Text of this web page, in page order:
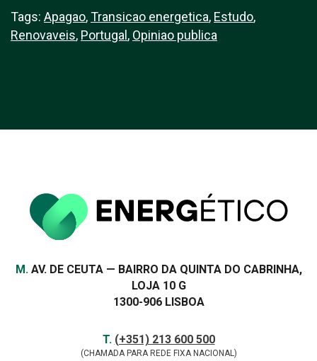
Tags: Apagao,Transicao energetica, Estudo,
Renovaveis, Portugal , Opiniao publica
Morada
M. AV. DE CEUTA — BAIRRO DA QUINTA DO CABRINHA,
LOJA 10 G
1300-906 LISBOA
T. (+351) 213 600 500
(CHAMADA PARA REDE FIXA NACIONAL)